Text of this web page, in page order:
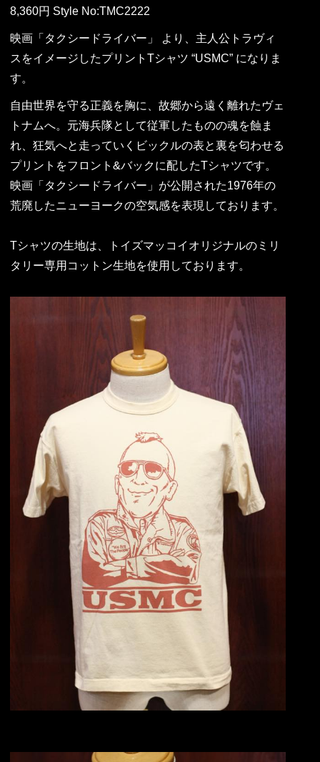
8,360円 Style No:TMC2222
映画「タクシードライバー」 より、主人公トラヴィ
スをイメージしたプリントTシャツ “USMC” になりま
す。
自由世界を守る正義を胸に、故郷から遠く離れたヴェ
トナムへ。元海兵隊として従軍したものの魂を蝕ま
れ、狂気へと走っていくビックルの表と裏を匂わせる
プリントをフロント&バックに配したTシャツです。
映画「タクシードライバー」が公開された1976年の
荒廃したニューヨークの空気感を表現しております。
Tシャツの生地は、トイズマッコイオリジナルのミリ
タリー専用コットン生地を使用しております。